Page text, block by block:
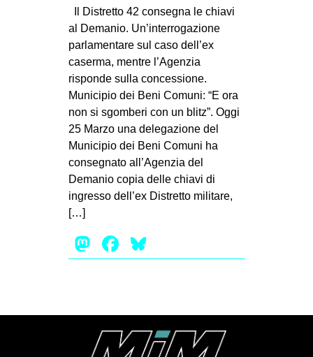
REPRESSIONE
STUDENTI
CULTURE
ARTE
CINEMA
MANIFESTI
MUSICA
RECENSIONI
AMERICHE
MONDO
Il Distretto 42 consegna le chiavi
al Demanio. Un’interrogazione
parlamentare sul caso dell’ex
caserma, mentre l’Agenzia
risponde sulla concessione.
Municipio dei Beni Comuni: “E ora
non si sgomberi con un blitz”. Oggi
25 Marzo una delegazione del
Municipio dei Beni Comuni ha
consegnato all’Agenzia del
Demanio copia delle chiavi di
ingresso dell’ex Distretto militare,
[…]
Mastodon
Facebook